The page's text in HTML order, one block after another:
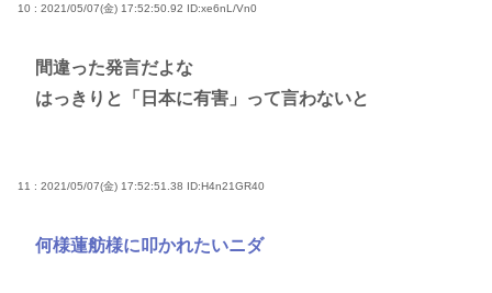
10 : 2021/05/07(金) 17:52:50.92 ID:xe6nL/Vn0
間違った発言だよな
はっきりと「日本に有害」って言わないと
11 : 2021/05/07(金) 17:52:51.38 ID:H4n21GR40
何様蓮舫様に叩かれたいニダ